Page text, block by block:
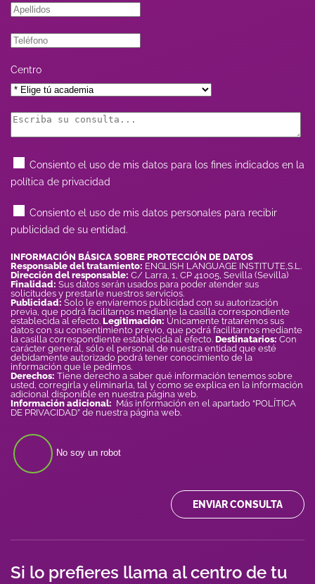
Centro
Consiento el uso de mis datos para los fines indicados en la
política de privacidad
Consiento el uso de mis datos personales para recibir
publicidad de su entidad.
INFORMACIÓN BÁSICA SOBRE PROTECCIÓN DE DATOS
Responsable del tratamiento: ENGLISH LANGUAGE INSTITUTE,S.L.
Dirección del responsable: C/ Larra, 1, CP 41005, Sevilla (Sevilla)
Finalidad: Sus datos serán usados para poder atender sus
solicitudes y prestarle nuestros servicios.
Publicidad: Solo le enviaremos publicidad con su autorización
previa, que podrá facilitarnos mediante la casilla correspondiente
establecida al efecto. Legitimación: Únicamente trataremos sus
datos con su consentimiento previo, que podrá facilitarnos mediante
la casilla correspondiente establecida al efecto. Destinatarios: Con
carácter general, sólo el personal de nuestra entidad que esté
debidamente autorizado podrá tener conocimiento de la
información que le pedimos.
Derechos: Tiene derecho a saber qué información tenemos sobre
usted, corregirla y eliminarla, tal y como se explica en la información
adicional disponible en nuestra página web.
Información adicional: Más información en el apartado “POLÍTICA
DE PRIVACIDAD” de nuestra página web.
No soy un robot
ENVIAR CONSULTA
Si lo prefieres llama al centro de tu